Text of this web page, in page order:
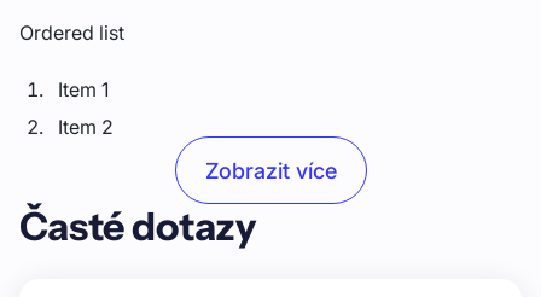
Ordered list
Item 1
Item 2
Unordered list
Zobrazit více
Časté dotazy